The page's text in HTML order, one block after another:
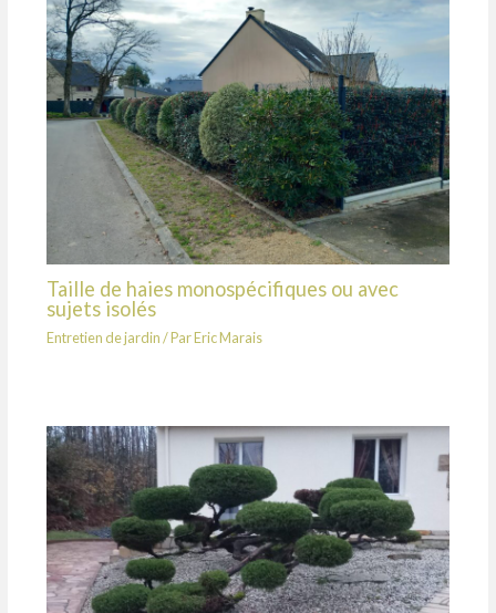
Taille de haies monospécifiques ou avec
sujets isolés
Entretien de jardin/ ParEric Marais